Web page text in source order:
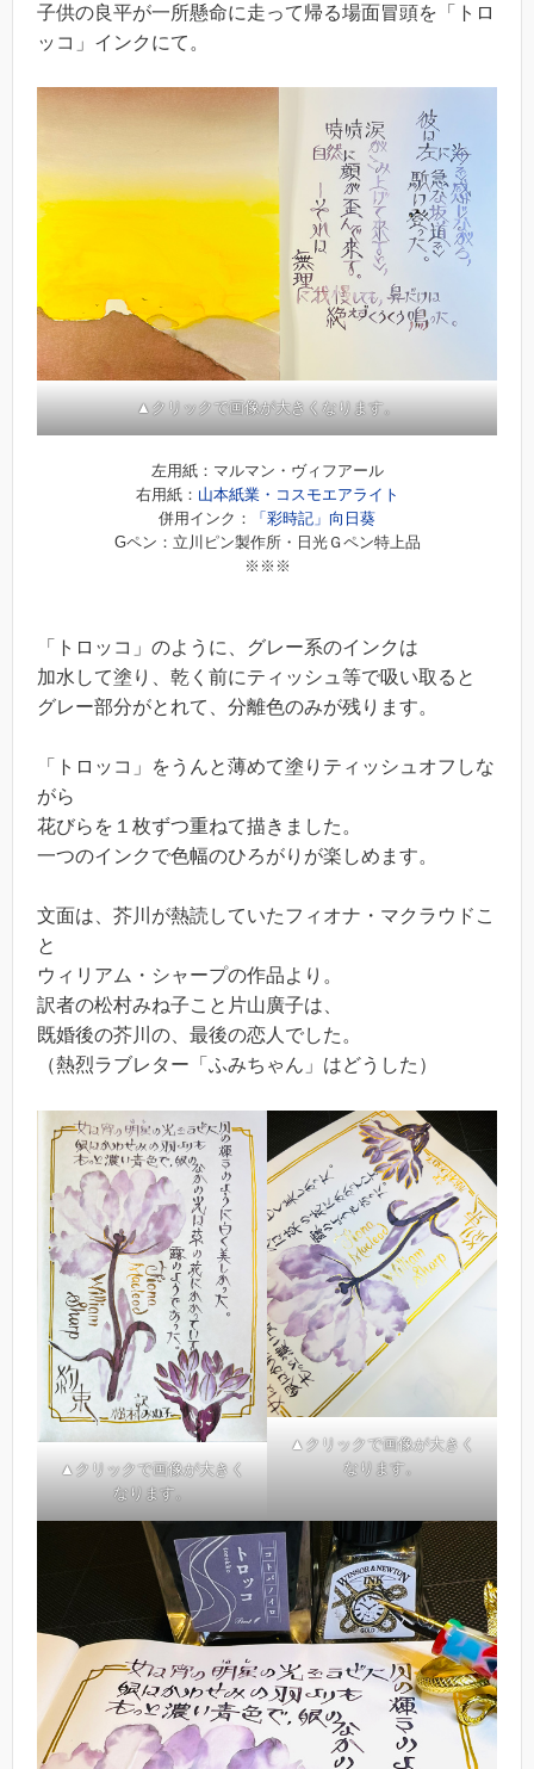
子供の良平が一所懸命に走って帰る場面冒頭を「トロ
ッコ」インクにて。
▲クリックで画像が大きくなります。
左用紙：マルマン・ヴィフアール
右用紙： 山本紙業・コスモエアライト
併用インク：
「彩時記」向日葵
Gペン：立川ピン製作所・日光Ｇペン特上品
※※※
「トロッコ」のように、グレー系のインクは
加水して塗り、乾く前にティッシュ等で吸い取ると
グレー部分がとれて、分離色のみが残ります。
「トロッコ」をうんと薄めて塗りティッシュオフしな
がら
花びらを１枚ずつ重ねて描きました。
一つのインクで色幅のひろがりが楽しめます。
文面は、芥川が熱読していたフィオナ・マクラウドこ
と
ウィリアム・シャープの作品より。
訳者の松村みね子こと片山廣子は、
既婚後の芥川の、最後の恋人でした。
（熱烈ラブレター「ふみちゃん」はどうした）
▲クリックで画像が大きく
なります。
▲クリックで画像が大きく
なります。